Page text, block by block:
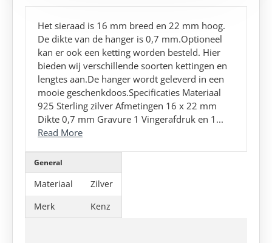
Het sieraad is 16 mm breed en 22 mm hoog.
De dikte van de hanger is 0,7 mm.Optioneel
kan er ook een ketting worden besteld. Hier
bieden wij verschillende soorten kettingen en
lengtes aan.De hanger wordt geleverd in een
mooie geschenkdoos.Specificaties Materiaal
925 Sterling zilver Afmetingen 16 x 22 mm
Dikte 0,7 mm Gravure 1 Vingerafdruk en 1...
Read More
General
Materiaal
Zilver
Merk
Kenz